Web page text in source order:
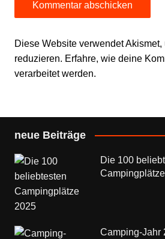
Diese Website verwendet Akismet,
reduzieren. Erfahre, wie deine
verarbeitet werden.
neue Beiträge
Die 100
Camping-Jahr